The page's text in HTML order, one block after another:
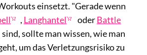
einsetzt. "Gerade wenn
, Langhantel oderBattle
sind, sollte man wissen, wie man
um das Verletzungsrisiko zu